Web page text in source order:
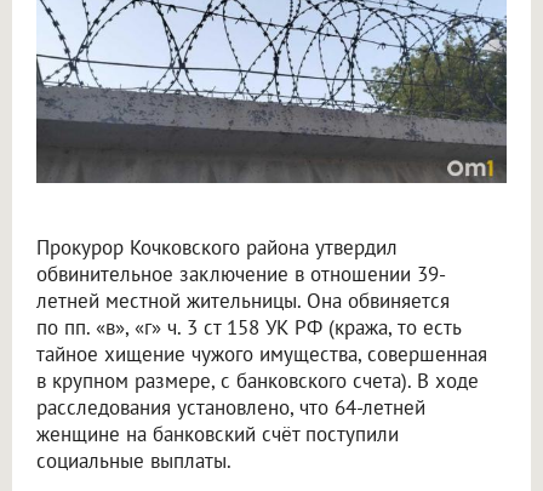
Прокурор Кочковского района утвердил
обвинительное заключение в отношении 39-
летней местной жительницы. Она обвиняется
по пп. «в», «г» ч. 3 ст 158 УК РФ (кража, то есть
тайное хищение чужого имущества, совершенная
в крупном размере, с банковского счета). В ходе
расследования установлено, что 64-летней
женщине на банковский счёт поступили
социальные выплаты.